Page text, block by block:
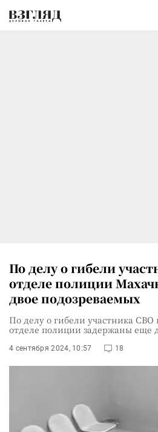
По делу о гибели
отделе полиции
двое подозреваемых
По делу о гибели участника СВО
отделе полиции задержаны еще
4 сентября 2024, 10:57 18